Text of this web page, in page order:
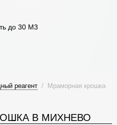
до 30 М3
реагент / Мраморная крошка
В МИХНЕВО